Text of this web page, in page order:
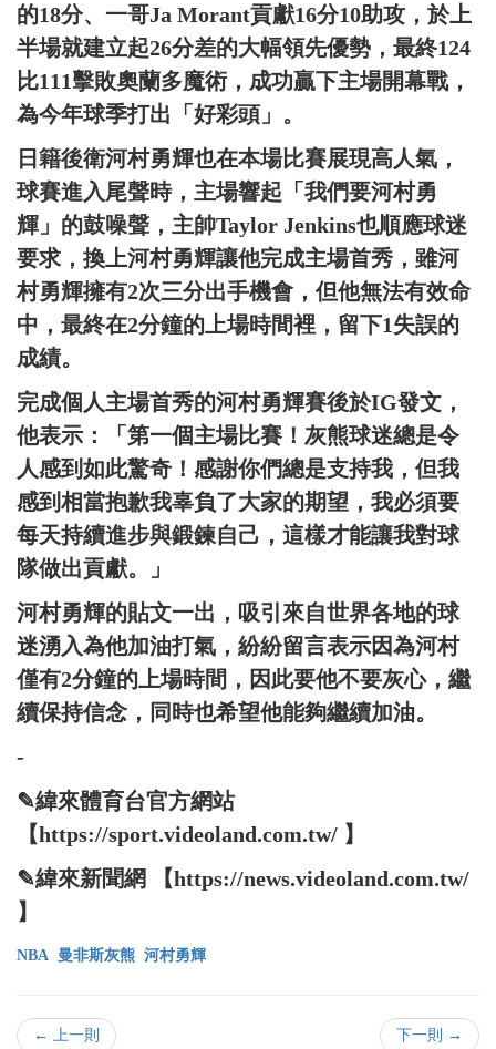
的18分、一哥Ja Morant貢獻16分10助攻，於上
半場就建立起26分差的大幅領先優勢，最終124
比111擊敗奧蘭多魔術，成功贏下主場開幕戰，
為今年球季打出「好彩頭」。
日籍後衛河村勇輝也在本場比賽展現高人氣，
球賽進入尾聲時，主場響起「我們要河村勇
輝」的鼓噪聲，主帥Taylor Jenkins也順應球迷
要求，換上河村勇輝讓他完成主場首秀，雖河
村勇輝擁有2次三分出手機會，但他無法有效命
中，最終在2分鐘的上場時間裡，留下1失誤的
成績。
完成個人主場首秀的河村勇輝賽後於IG發文，
他表示：「第一個主場比賽！灰熊球迷總是令
人感到如此驚奇！感謝你們總是支持我，但我
感到相當抱歉我辜負了大家的期望，我必須要
每天持續進步與鍛鍊自己，這樣才能讓我對球
隊做出貢獻。」
河村勇輝的貼文一出，吸引來自世界各地的球
迷湧入為他加油打氣，紛紛留言表示因為河村
僅有2分鐘的上場時間，因此要他不要灰心，繼
續保持信念，同時也希望他能夠繼續加油。
-
✎緯來體育台官方網站
【https://sport.videoland.com.tw/ 】
✎緯來新聞網 【https://news.videoland.com.tw/
】
NBA 曼非斯灰熊 河村勇輝
← 上一則 下一則 →